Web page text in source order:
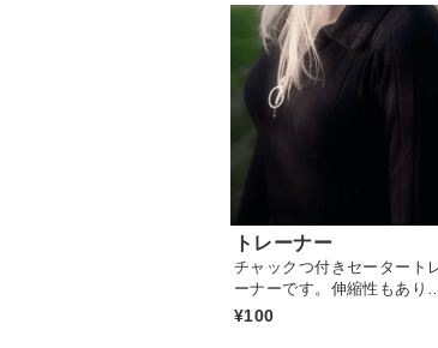
トレーナー
チャックつ付きセータート
ーナーです。伸縮性もあり暖
かいアイテムです
¥100